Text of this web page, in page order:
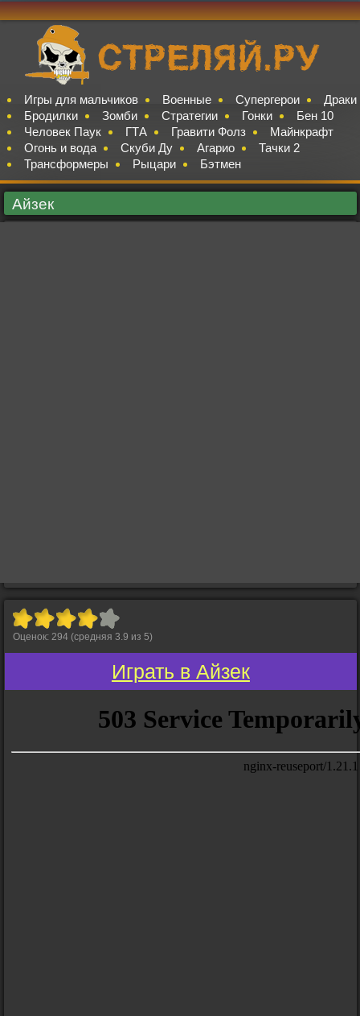
Игры для мальчиков Военные Супергерои
Драки
Бродилки
Зомби Стратегии Гонки
Бен 10
Человек Паук
ГТА Гравити Фолз
Майнкрафт
Огонь и вода
Скуби Ду Агарио
Тачки 2
Трансформеры
Рыцари Бэтмен
Айзек
Оценок: 294 (средняя 3.9 из 5)
Играть в Айзек